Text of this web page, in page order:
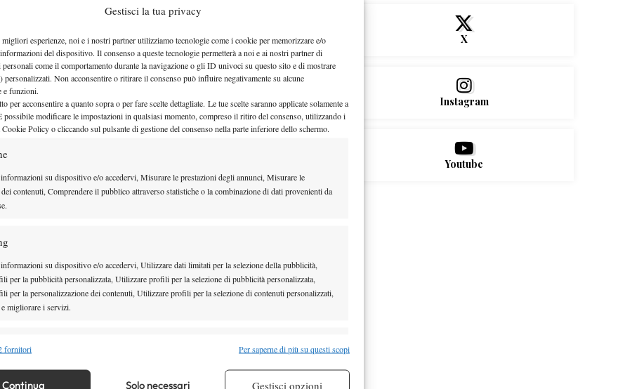
Gestisci la tua privacy
esperienze, noi e i nostri partner utilizziamo tecnologie come i cookie per memorizzare e/o
del dispositivo. Il consenso a queste tecnologie permetterà a noi e ai nostri partner di
personali come il comportamento durante la navigazione o gli ID univoci su questo sito e di mostrare
personalizzati. Non acconsentire o ritirare il consenso può influire negativamente su alcune
e funzioni.
per acconsentire a quanto sopra o per fare scelte dettagliate. Le tue scelte saranno applicate solamente a
possibile modificare le impostazioni in qualsiasi momento, compreso il ritiro del consenso, utilizzando i
Policy o cliccando sul pulsante di gestione del consenso nella parte inferiore dello schermo.
su dispositivo e/o accedervi, Misurare le prestazioni degli annunci, Misurare le
contenuti, Comprendere il pubblico attraverso statistiche o la combinazione di dati provenienti da
su dispositivo e/o accedervi, Utilizzare dati limitati per la selezione della pubblicità,
per la pubblicità personalizzata, Utilizzare profili per la selezione di pubblicità personalizzata,
per la personalizzazione dei contenuti, Utilizzare profili per la selezione di contenuti personalizzati,
migliorare i servizi.
i dispositivi in base alle informazioni trasmesse automaticamente.
fornitori Per saperne di più su questi scopi
Continua Solo necessari Gestisci opzioni
italiani a squadre a Bari, i regionali
e l’ultimo torneo disputato al Queen’s di terza
Il mio miglior match è stato certamente
76 al terzo dopo più di tre ore di gioco! Il
emozione è sicuramente quello di Bari,
e Capogrosso, perché ho provato la gioia di
–
e sulla velocità di gambe. Mi sto
atletico e nel 2012 spero di vedere i frutti di
contenta di essere passato alla classifica
nuovo anno sarà il Lemon Bowl!”
X
Instagram
Youtube